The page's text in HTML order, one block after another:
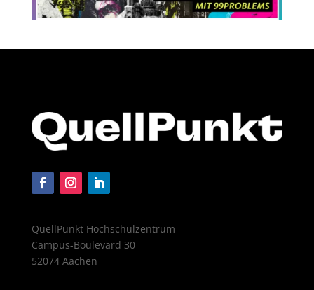
QuellPunkt Hochschulzentrum
Campus-Boulevard 30
52074 Aachen